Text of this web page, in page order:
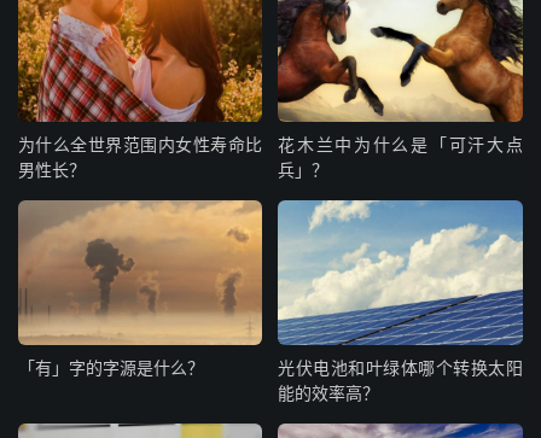
为什么全世界范围内女性寿命比
男性长？
花木兰中为什么是「可汗大点
兵」？
「有」字的字源是什么？
光伏电池和叶绿体哪个转换太阳
能的效率高？